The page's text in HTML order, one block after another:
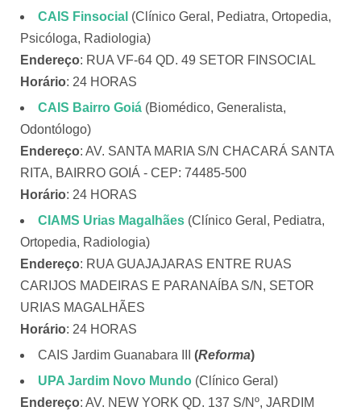
CAIS Finsocial (Clínico Geral, Pediatra, Ortopedia,
Psicóloga, Radiologia)
Endereço: RUA VF-64 QD. 49 SETOR FINSOCIAL
Horário: 24 HORAS
CAIS Bairro Goiá (Biomédico, Generalista,
Odontólogo)
Endereço: AV. SANTA MARIA S/N CHACARÁ SANTA
RITA, BAIRRO GOIÁ - CEP: 74485-500
Horário: 24 HORAS
CIAMS Urias Magalhães (Clínico Geral, Pediatra,
Ortopedia, Radiologia)
Endereço: RUA GUAJAJARAS ENTRE RUAS
CARIJOS MADEIRAS E PARANAÍBA S/N, SETOR
URIAS MAGALHÃES
Horário: 24 HORAS
CAIS Jardim Guanabara III (Reforma)
UPA Jardim Novo Mundo (Clínico Geral)
Endereço: AV. NEW YORK QD. 137 S/Nº, JARDIM